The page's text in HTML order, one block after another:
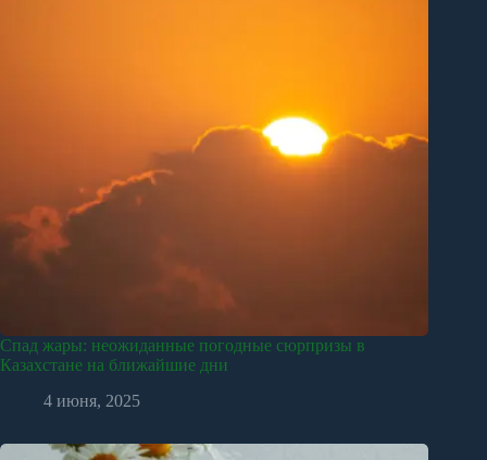
Спад жары: неожиданные погодные сюрпризы в
Казахстане на ближайшие дни
4 июня, 2025